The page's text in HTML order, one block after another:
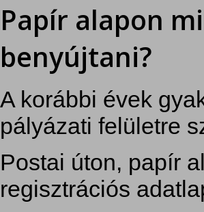
Papír alapon
benyújtani?
A korábbi évek
pályázati felületre
Postai úton, papír
regisztrációs